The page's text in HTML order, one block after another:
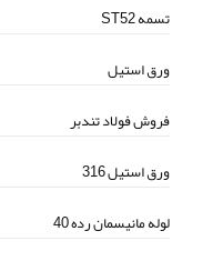
تسمه ST52
ورق استیل
فروش فولاد تندبر
ورق استیل 316
لوله مانیسمان رده 40